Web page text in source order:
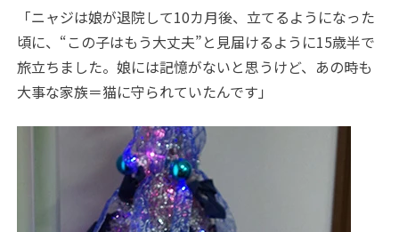
「ニャジは娘が退院して10カ月後、立てるようになった
頃に、“この子はもう大丈夫”と見届けるように15歳半で
旅立ちました。娘には記憶がないと思うけど、あの時も
大事な家族＝猫に守られていたんです」